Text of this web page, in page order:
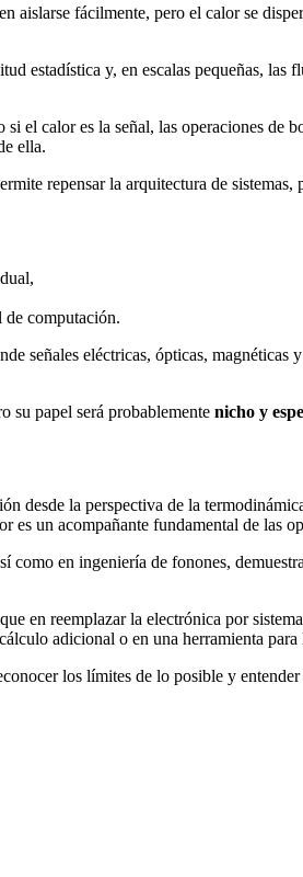
aislarse fácilmente, pero el calor se
estadística y, en escalas pequeñas,
si el calor es la señal, las operaciones de
ella.
repensar la arquitectura de
de computación.
señales eléctricas, ópticas,
su papel será probablemente nicho y
desde la perspectiva de la
es un acompañante fundamental de las
como en ingeniería de fonones,
en reemplazar la electrónica por
adicional o en una herramienta
los límites de lo posible y